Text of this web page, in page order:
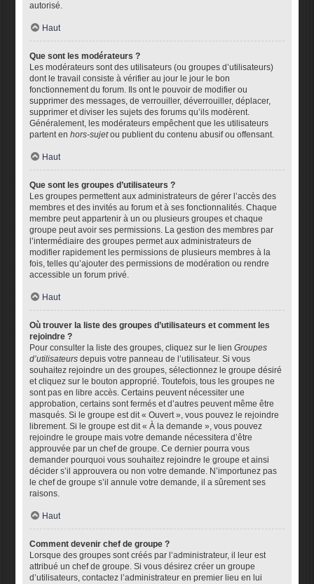
autorisé.
Haut
Que sont les modérateurs ?
Les modérateurs sont des utilisateurs (ou groupes d’utilisateurs)
dont le travail consiste à vérifier au jour le jour le bon
fonctionnement du forum. Ils ont le pouvoir de modifier ou
supprimer des messages, de verrouiller, déverrouiller, déplacer,
supprimer et diviser les sujets des forums qu’ils modèrent.
Généralement, les modérateurs empêchent que les utilisateurs
partent enhors-sujetou publient du contenu abusif ou offensant.
Haut
Que sont les groupes d’utilisateurs ?
Les groupes permettent aux administrateurs de gérer l’accès des
membres et des invités au forum et à ses fonctionnalités. Chaque
membre peut appartenir à un ou plusieurs groupes et chaque
groupe peut avoir ses permissions. La gestion des membres par
l’intermédiaire des groupes permet aux administrateurs de
modifier rapidement les permissions de plusieurs membres à la
fois, telles qu’ajouter des permissions de modération ou rendre
accessible un forum privé.
Haut
Où trouver la liste des groupes d’utilisateurs et comment les
rejoindre ?
Pour consulter la liste des groupes, cliquez sur le lienGroupes
d’utilisateurs depuis votre panneau de l’utilisateur. Si vous
souhaitez rejoindre un des groupes, sélectionnez le groupe désiré
et cliquez sur le bouton approprié. Toutefois, tous les groupes ne
sont pas en libre accès. Certains peuvent nécessiter une
approbation, certains sont fermés et d’autres peuvent même être
masqués. Si le groupe est dit « Ouvert », vous pouvez le rejoindre
librement. Si le groupe est dit « À la demande », vous pouvez
rejoindre le groupe mais votre demande nécessitera d’être
approuvée par un chef de groupe. Ce dernier pourra vous
demander pourquoi vous souhaitez rejoindre le groupe et ainsi
décider s’il approuvera ou non votre demande. N’importunez pas
le chef de groupe s’il annule votre demande, il a sûrement ses
raisons.
Haut
Comment devenir chef de groupe ?
Lorsque des groupes sont créés par l’administrateur, il leur est
attribué un chef de groupe. Si vous désirez créer un groupe
d’utilisateurs, contactez l’administrateur en premier lieu en lui